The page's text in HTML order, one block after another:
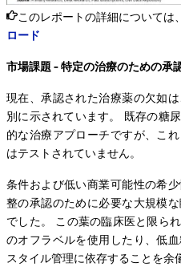
このレポートの詳細については、
ロード
市場課題 - 特定の治療のための承
現在、承認された治療薬の欠如
別に示されています。 既存の糖
的な治療アプローチですが、こ
はテストされていません。
条件および低い商業可能性の希
整の承認のために必要な大規模
でした。 この葉の臨床医と限ら
のオフラベルを使用したり、低
スタイル管理に依存することを余